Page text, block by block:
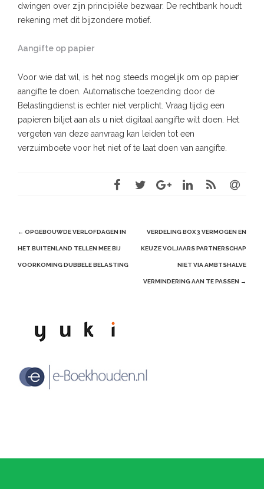
dwingen over zijn principiële bezwaar. De rechtbank houdt
rekening met dit bijzondere motief.
Aangifte op papier
Voor wie dat wil, is het nog steeds mogelijk om op papier
aangifte te doen. Automatische toezending door de
Belastingdienst is echter niet verplicht. Vraag tijdig een
papieren biljet aan als u niet digitaal aangifte wilt doen. Het
vergeten van deze aanvraag kan leiden tot een
verzuimboete voor het niet of te laat doen van aangifte.
Post
navigation
← OPGEBOUWDE VERLOFDAGEN IN
HET BUITENLAND TELLEN MEE BIJ
VOORKOMING DUBBELE BELASTING
VERDELING BOX 3 VERMOGEN EN
KEUZE VOLJAARS PARTNERSCHAP
NIET VIA AMBTSHALVE
VERMINDERING AAN TE PASSEN →